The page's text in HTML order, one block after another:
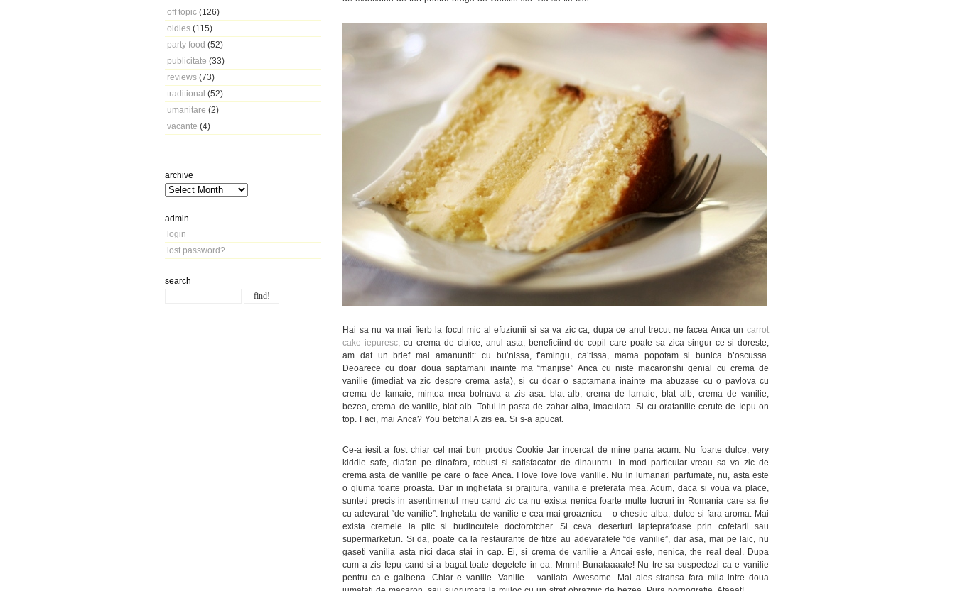
off topic (126)
oldies (115)
party food (52)
publicitate (33)
reviews (73)
traditional (52)
umanitare (2)
vacante (4)
archive
admin
login
lost password?
search
Hai sa nu va mai fierb la focul mic al efuziunii si sa va zic ca, dupa ce anul trecut ne facea Anca un carrot
cake iepuresc, cu crema de citrice, anul asta, beneficiind de copil care poate sa zica singur ce-si doreste,
am dat un brief mai amanuntit: cu bu’nissa, f’amingu, ca’tissa, mama popotam si bunica b’oscussa.
Deoarece cu doar doua saptamani inainte ma “manjise” Anca cu niste macaronshi genial cu crema de
vanilie (imediat va zic despre crema asta), si cu doar o saptamana inainte ma abuzase cu o pavlova cu
crema de lamaie, mintea mea bolnava a zis asa: blat alb, crema de lamaie, blat alb, crema de vanilie,
bezea, crema de vanilie, blat alb. Totul in pasta de zahar alba, imaculata. Si cu orataniile cerute de Iepu on
top. Faci, mai Anca? You betcha! A zis ea. Si s-a apucat.
Ce-a iesit a fost chiar cel mai bun produs Cookie Jar incercat de mine pana acum. Nu foarte dulce, very
kiddie safe, diafan pe dinafara, robust si satisfacator de dinauntru. In mod particular vreau sa va zic de
crema asta de vanilie pe care o face Anca. I love love love vanilie. Nu in lumanari parfumate, nu, asta este
o gluma foarte proasta. Dar in inghetata si prajitura, vanilia e preferata mea. Acum, daca si voua va place,
sunteti precis in asentimentul meu cand zic ca nu exista nenica foarte multe lucruri in Romania care sa fie
cu adevarat “de vanilie”. Inghetata de vanilie e cea mai groaznica – o chestie alba, dulce si fara aroma. Mai
exista cremele la plic si budincutele doctorotcher. Si ceva deserturi lapteprafoase prin cofetarii sau
supermarketuri. Si da, poate ca la restaurante de fitze au adevaratele “de vanilie”, dar asa, mai pe laic, nu
gaseti vanilia asta nici daca stai in cap. Ei, si crema de vanilie a Ancai este, nenica, the real deal. Dupa
cum a zis Iepu cand si-a bagat toate degetele in ea: Mmm! Bunataaaate! Nu tre sa suspectezi ca e vanilie
pentru ca e galbena. Chiar e vanilie. Vanilie… vanilata. Awesome. Mai ales stransa fara mila intre doua